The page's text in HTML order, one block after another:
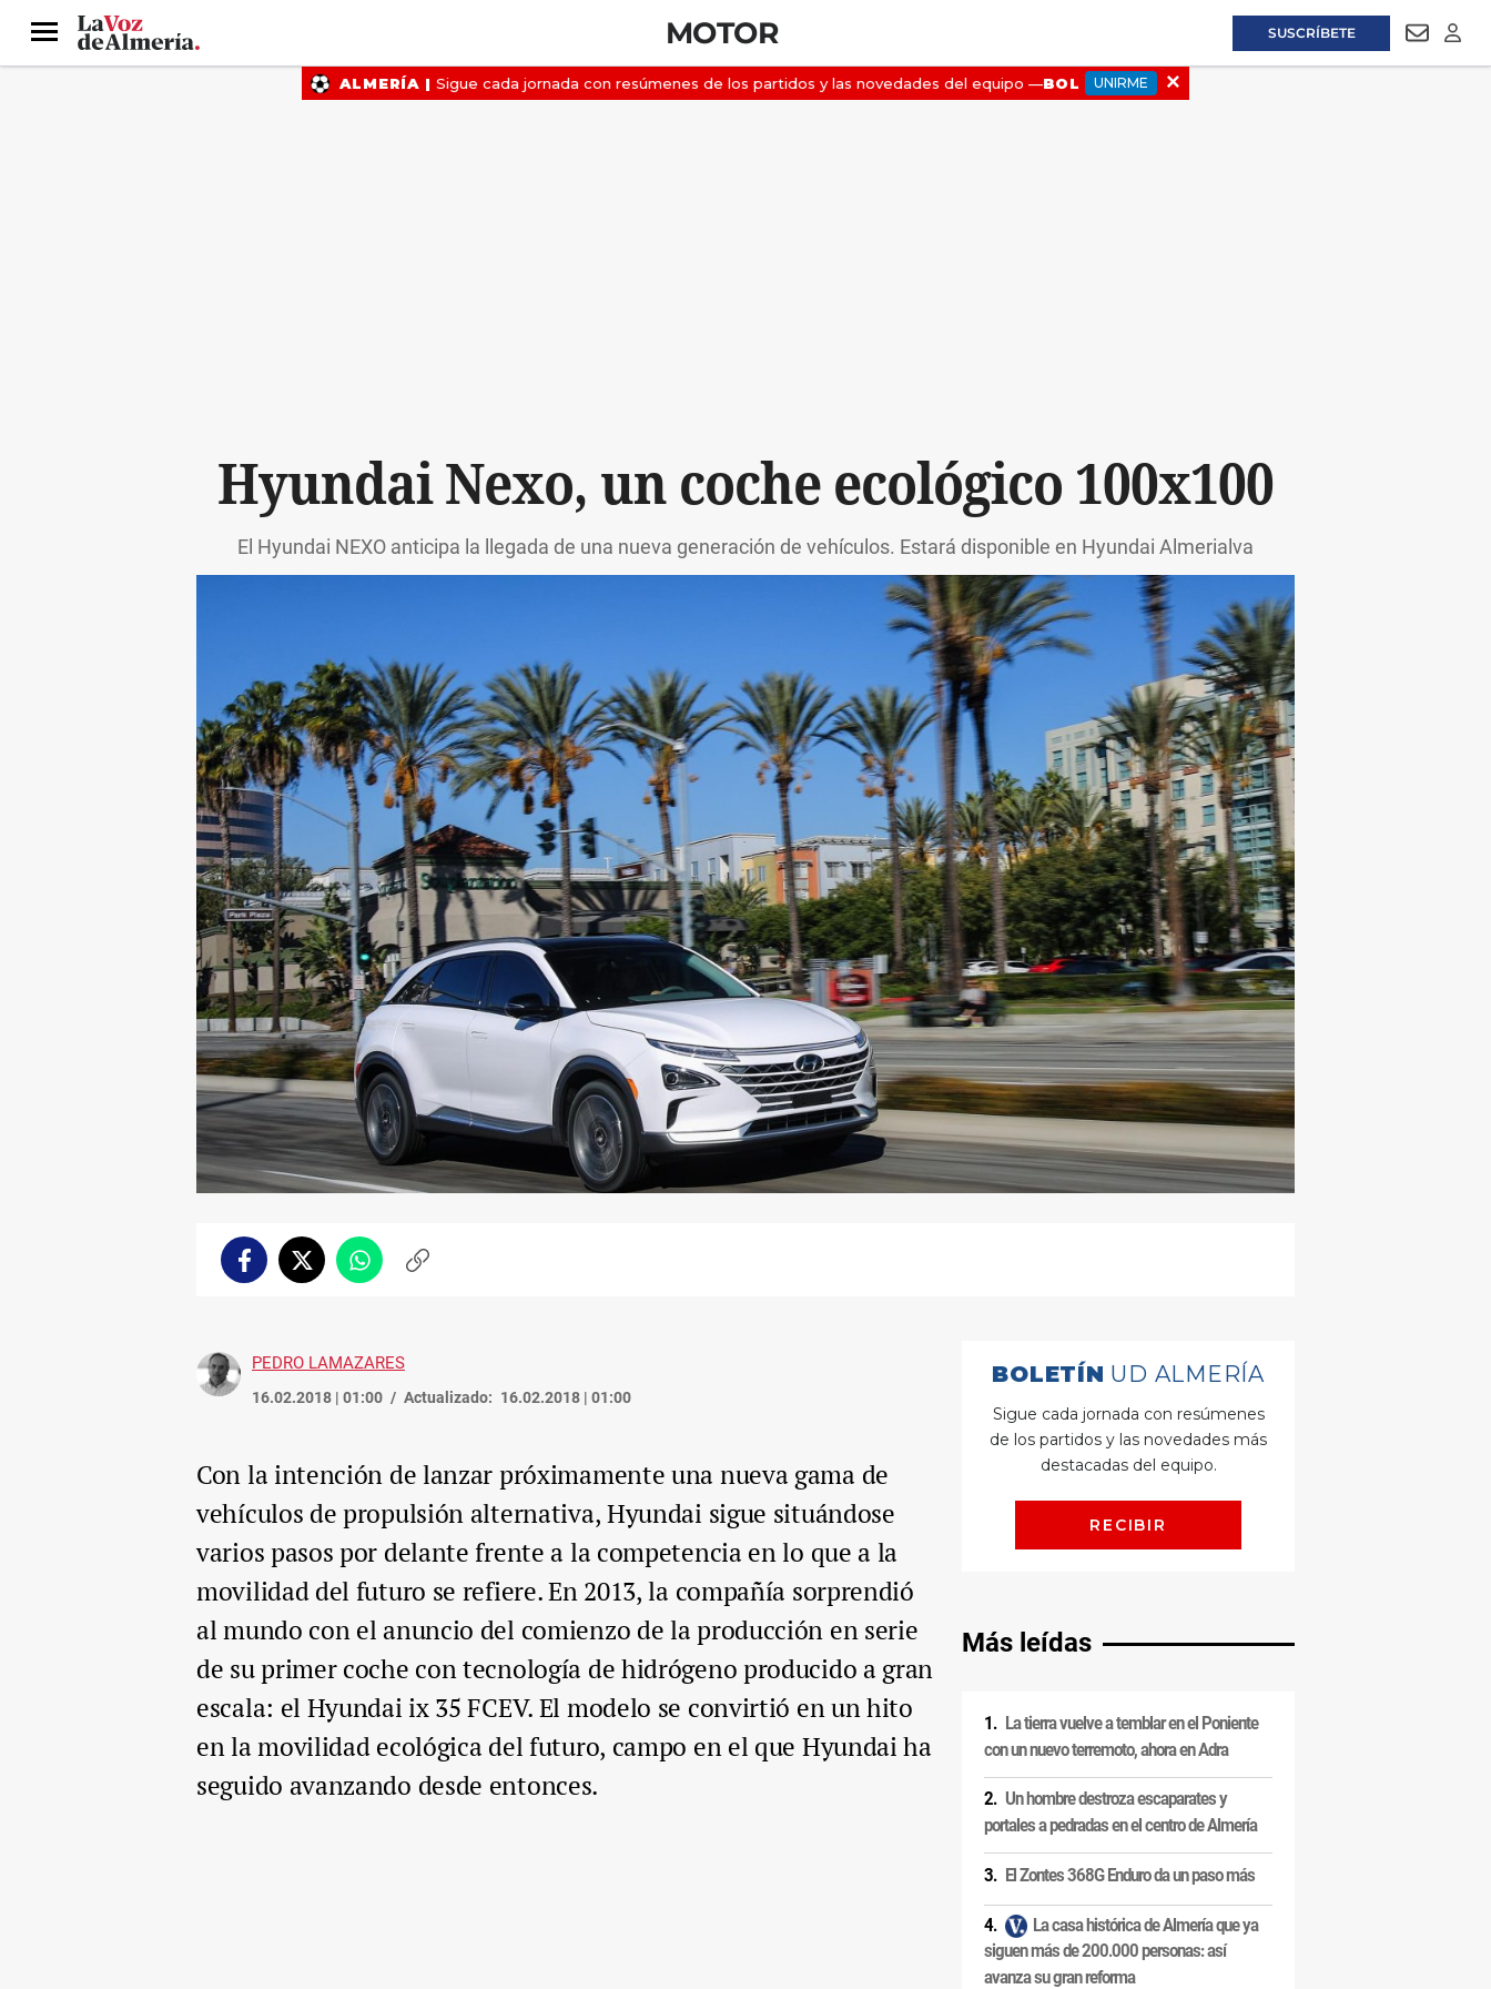
SUSCRÍBETE
Menú MOTOR
Hyundai Nexo, un coche ecológico 100x100
El Hyundai NEXO anticipa la llegada de una nueva generación de vehículos. Estará disponible en Hyundai Almerialva
FacebookTwitterWhatsappCopiar
PEDRO LAMAZARES
16.02.2018 | 01:00 Actualizado: 16.02.2018 | 01:00
Con la intención de lanzar próximamente una nueva gama de
vehículos de propulsión alternativa, Hyundai sigue situándose
varios pasos por delante frente a la competencia en lo que a la
movilidad del futuro se refiere. En 2013, la compañía sorprendió
al mundo con el anuncio del comienzo de la producción en serie
de su primer coche con tecnología de hidrógeno producido a gran
escala: el Hyundai ix 35 FCEV. El modelo se convirtió en un hito
en la movilidad ecológica del futuro, campo en el que Hyundai ha
seguido avanzando desde entonces.
Más leídas
La tierra vuelve a temblar en el Poniente
con un nuevo terremoto, ahora en Adra
Un hombre destroza escaparates y
portales a pedradas en el centro de Almería
El Zontes 368G Enduro da un paso más
La casa histórica de Almería que ya
siguen más de 200.000 personas: así
avanza su gran reforma